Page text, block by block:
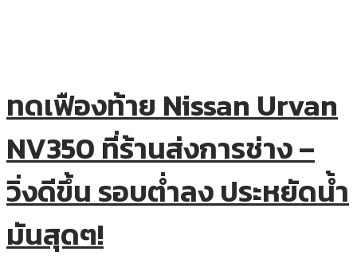
ทดเฟืองท้าย Nissan Urvan
NV350 ที่ร้านส่งการช่าง –
วิ่งดีขึ้น รอบต่ำลง ประหยัดน้ำ
มันสุดๆ!